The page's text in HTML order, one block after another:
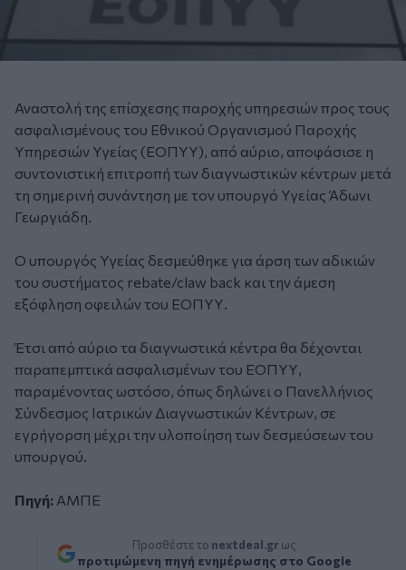
Αναστολή της επίσχεσης παροχής υπηρεσιών προς τους
ασφαλισμένους του Εθνικού Οργανισμού Παροχής
Υπηρεσιών Υγείας (ΕΟΠΥΥ), από αύριο, αποφάσισε η
συντονιστική επιτροπή των διαγνωστικών κέντρων μετά
τη σημερινή συνάντηση με τον υπουργό Υγείας Άδωνι
Γεωργιάδη.
Ο υπουργός Υγείας δεσμεύθηκε για άρση των αδικιών
του συστήματος rebate/claw back και την άμεση
εξόφληση οφειλών του ΕΟΠΥΥ.
Έτσι από αύριο τα διαγνωστικά κέντρα θα δέχονται
παραπεμπτικά ασφαλισμένων του ΕΟΠΥΥ,
παραμένοντας ωστόσο, όπως δηλώνει ο Πανελλήνιος
Σύνδεσμος Ιατρικών Διαγνωστικών Κέντρων, σε
εγρήγορση μέχρι την υλοποίηση των δεσμεύσεων του
υπουργού.
Πηγή: ΑΜΠΕ
Προσθέστε το nextdeal.gr ως
προτιμώμενη πηγή ενημέρωσης στο Google